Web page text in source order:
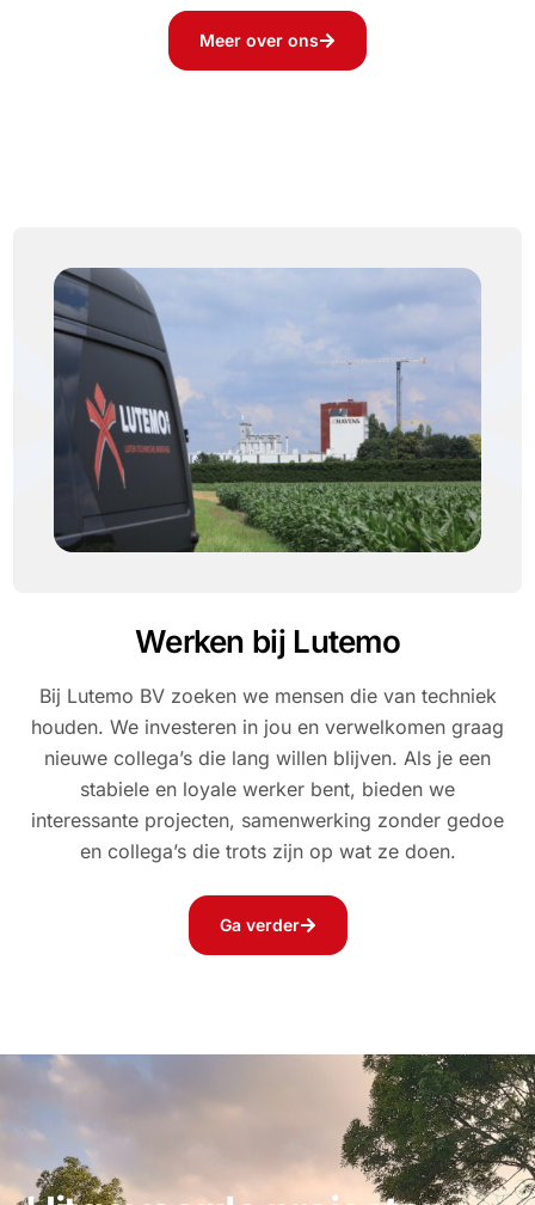
Meer over ons
Werken bij Lutemo
Bij Lutemo BV zoeken we mensen die van techniek
houden. We investeren in jou en verwelkomen graag
nieuwe collega’s die lang willen blijven. Als je een
stabiele en loyale werker bent, bieden we
interessante projecten, samenwerking zonder gedoe
en collega’s die trots zijn op wat ze doen.
Ga verder